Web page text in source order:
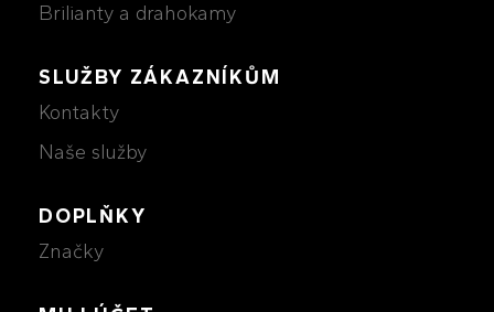
Brilianty a drahokamy
SLUŽBY ZÁKAZNÍKŮM
Kontakty
Naše služby
DOPLŇKY
Značky